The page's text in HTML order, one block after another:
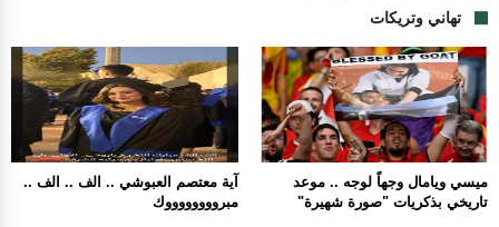
تهاني وتريكات
آية معتصم العبوشي .. الف .. الف ..
مبرووووووووك
ميسي ويامال وجهاً لوجه .. موعد
تاريخي بذكريات "صورة شهيرة"